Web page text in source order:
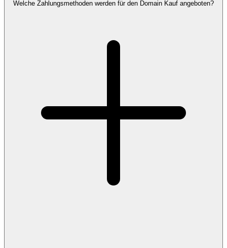
Welche Zahlungsmethoden werden für den Domain Kauf angeboten?